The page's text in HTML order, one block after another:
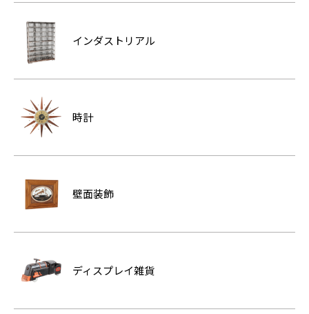
インダストリアル
時計
壁面装飾
ディスプレイ雑貨